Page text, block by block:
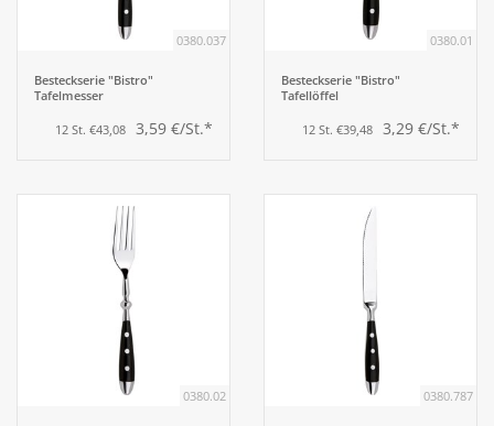
Bar
Berufsbekleidung
0380.037
Besteckserie "Bistro"
Tafelmesser
12 St. €43,08 3,59 €/St.*
0380.01
Besteckserie "Bistro"
Tafellöffel
12 St. €39,48 3,29 €/St.*
0380.02 0380.787